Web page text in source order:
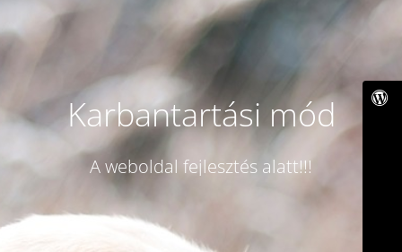
Karbantartási mód
A weboldal fejlesztés alatt!!!